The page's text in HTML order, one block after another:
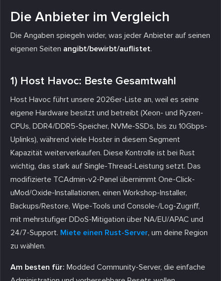
Die Anbieter im Vergleich
Die Angaben spiegeln wider, was jeder Anbieter auf seinen
eigenen Seiten angibt/bewirbt/auflistet.
1) Host Havoc: Beste Gesamtwahl
Host Havoc führt unsere 2026er-Liste an, weil es seine
eigene Hardware besitzt und betreibt (Xeon- und Ryzen-
CPUs, DDR4/DDR5-Speicher, NVMe-SSDs, bis zu 10Gbps-
Uplinks), während viele Hoster in diesem Segment
Kapazität weiterverkaufen. Diese Kontrolle ist bei Rust
wichtig, das stark auf Single-Thread-Leistung setzt. Das
modifizierte TCAdmin-v2-Panel übernimmt One-Click-
uMod/Oxide-Installationen, einen Workshop-Installer,
Backups/Restore, Wipe-Tools und Console-/Log-Zugriff,
mit mehrstufiger DDoS-Mitigation über NA/EU/APAC und
24/7-Support. Miete einen Rust-Server, um deine Region
zu wählen.
Am besten für: Modded Community-Server, die einfache